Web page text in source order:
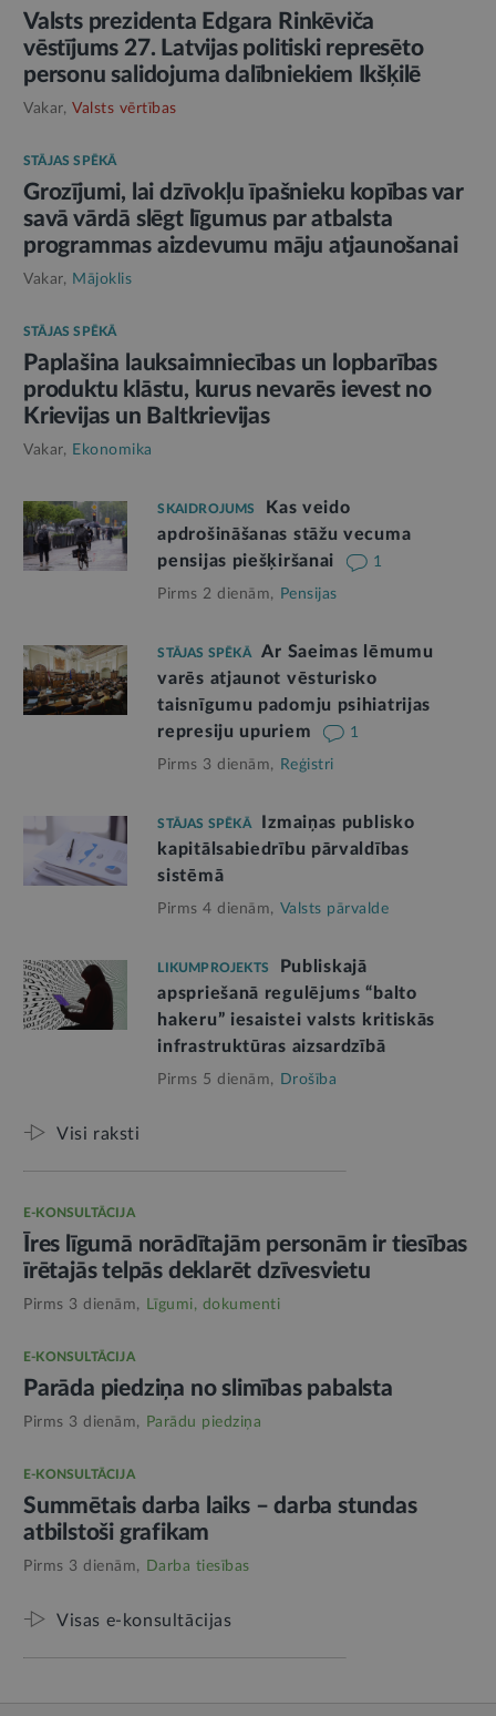
Valsts prezidenta Edgara Rinkēviča
vēstījums 27. Latvijas politiski represēto
personu salidojuma dalībniekiem Ikšķilē
Vakar, Valsts vērtības
STĀJAS SPĒKĀ
Grozījumi, lai dzīvokļu īpašnieku kopības var
savā vārdā slēgt līgumus par atbalsta
programmas aizdevumu māju atjaunošanai
Vakar, Mājoklis
STĀJAS SPĒKĀ
Paplašina lauksaimniecības un lopbarības
produktu klāstu, kurus nevarēs ievest no
Krievijas un Baltkrievijas
Vakar, Ekonomika
SKAIDROJUMS
Kas veido
apdrošināšanas stāžu vecuma
pensijas piešķiršanai
1
Pirms 2 dienām, Pensijas
STĀJAS SPĒKĀ
Ar Saeimas lēmumu
varēs atjaunot vēsturisko
taisnīgumu padomju psihiatrijas
represiju upuriem
1
Pirms 3 dienām, Reģistri
STĀJAS SPĒKĀ
Izmaiņas publisko
kapitālsabiedrību pārvaldības
sistēmā
Pirms 4 dienām, Valsts pārvalde
LIKUMPROJEKTS
Publiskajā
apspriešanā regulējums “balto
hakeru” iesaistei valsts kritiskās
infrastruktūras aizsardzībā
Pirms 5 dienām, Drošība
Visi raksti
E-KONSULTĀCIJA
Īres līgumā norādītajām personām ir tiesības
īrētajās telpās deklarēt dzīvesvietu
Pirms 3 dienām, Līgumi, dokumenti
E-KONSULTĀCIJA
Parāda piedziņa no slimības pabalsta
Pirms 3 dienām, Parādu piedziņa
E-KONSULTĀCIJA
Summētais darba laiks – darba stundas
atbilstoši grafikam
Pirms 3 dienām, Darba tiesības
Visas e-konsultācijas